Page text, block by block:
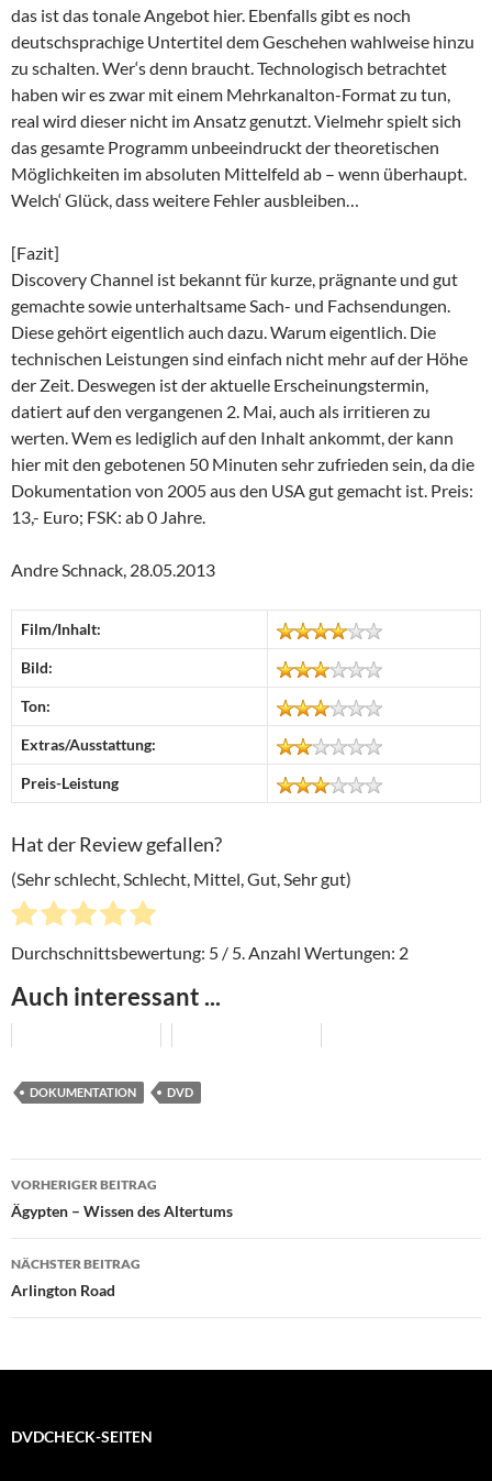
das ist das tonale Angebot hier. Ebenfalls gibt es noch
deutschsprachige Untertitel dem Geschehen wahlweise hinzu
zu schalten. Wer‘s denn braucht. Technologisch betrachtet
haben wir es zwar mit einem Mehrkanalton-Format zu tun,
real wird dieser nicht im Ansatz genutzt. Vielmehr spielt sich
das gesamte Programm unbeeindruckt der theoretischen
Möglichkeiten im absoluten Mittelfeld ab – wenn überhaupt.
Welch‘ Glück, dass weitere Fehler ausbleiben…
[Fazit]
Discovery Channel ist bekannt für kurze, prägnante und gut
gemachte sowie unterhaltsame Sach- und Fachsendungen.
Diese gehört eigentlich auch dazu. Warum eigentlich. Die
technischen Leistungen sind einfach nicht mehr auf der Höhe
der Zeit. Deswegen ist der aktuelle Erscheinungstermin,
datiert auf den vergangenen 2. Mai, auch als irritieren zu
werten. Wem es lediglich auf den Inhalt ankommt, der kann
hier mit den gebotenen 50 Minuten sehr zufrieden sein, da die
Dokumentation von 2005 aus den USA gut gemacht ist. Preis:
13,- Euro; FSK: ab 0 Jahre.
Andre Schnack, 28.05.2013
Film/Inhalt:
Bild:
Ton:
Extras/Ausstattung:
Preis-Leistung
Hat der Review gefallen?
(Sehr schlecht, Schlecht, Mittel, Gut, Sehr gut)
Durchschnittsbewertung: 5 / 5. Anzahl Wertungen: 2
Auch interessant ...
DOKUMENTATION DVD
Beitragsnavigation
VORHERIGER BEITRAG
Ägypten – Wissen des Altertums
NÄCHSTER BEITRAG
Arlington Road
DVDCHECK-SEITEN